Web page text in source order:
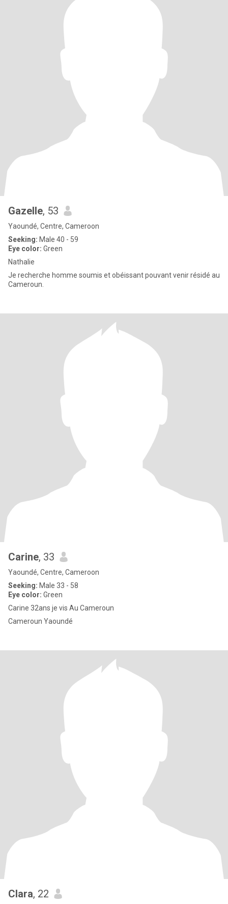
Gazelle, 53
Yaoundé, Centre, Cameroon
Seeking: Male 40 - 59
Eye color: Green
Nathalie
Je recherche homme soumis et obéissant pouvant venir résidé au
Cameroun.
Carine, 33
Yaoundé, Centre, Cameroon
Seeking: Male 33 - 58
Eye color: Green
Carine 32ans je vis Au Cameroun
Cameroun Yaoundé
Clara, 22